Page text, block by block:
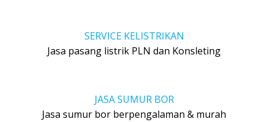
SERVICE KELISTRIKAN
Jasa pasang listrik PLN dan Konsleting
JASA SUMUR BOR
Jasa sumur bor berpengalaman & murah